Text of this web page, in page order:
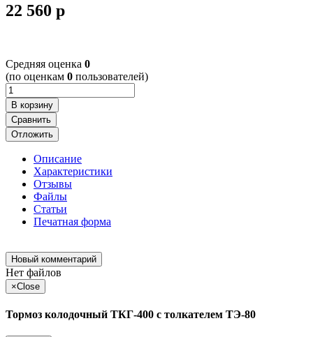
22 560 p
Cредняя оценка 0
(по оценкам 0 пользователей)
В корзину
Сравнить
Отложить
Описание
Характеристики
Отзывы
Файлы
Статьи
Печатная форма
Новый комментарий
Нет файлов
×Close
Тормоз колодочный ТКГ-400 с толкателем ТЭ-80